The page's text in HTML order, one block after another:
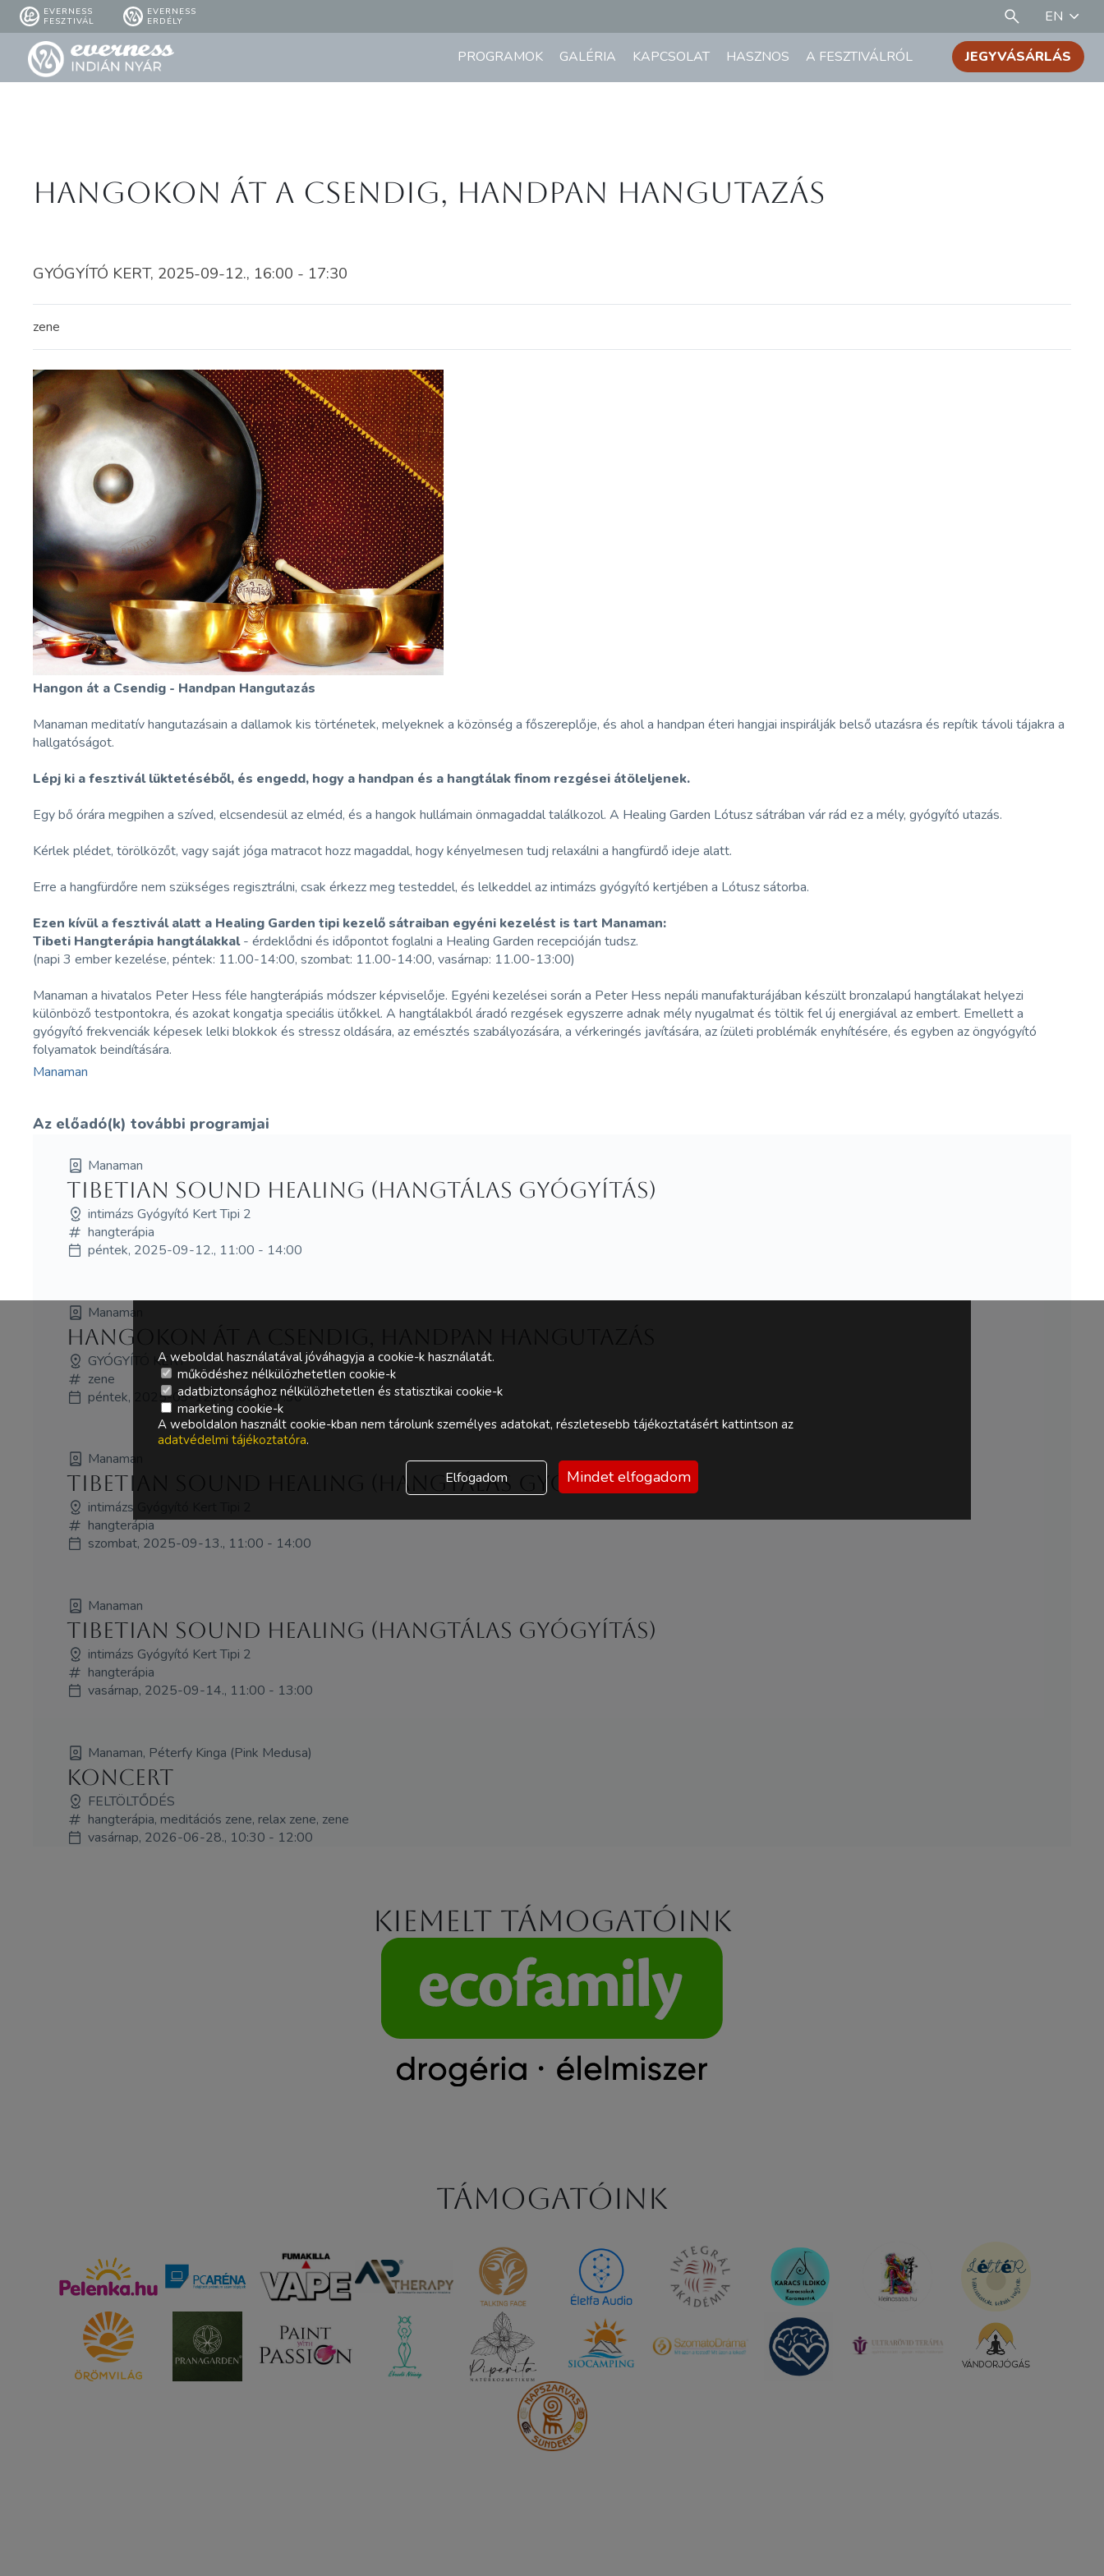
EVERNESS
FESZTIVÁL
EVERNESS
ERDÉLY
EN
PROGRAMOK GALÉRIA KAPCSOLAT HASZNOS A FESZTIVÁLRÓL JEGYVÁSÁRLÁS
Hangokon át a Csendig, Handpan hangutazás
GYÓGYÍTÓ KERT, 2025-09-12., 16:00 - 17:30
zene
Hangon át a Csendig - Handpan Hangutazás
Manaman meditatív hangutazásain a dallamok kis történetek, melyeknek a közönség a főszereplője, és ahol a handpan éteri hangjai inspirálják belső utazásra és repítik távoli tájakra a
hallgatóságot.
Lépj ki a fesztivál lüktetéséből, és engedd, hogy a handpan és a hangtálak finom rezgései átöleljenek.
Egy bő órára megpihen a szíved, elcsendesül az elméd, és a hangok hullámain önmagaddal találkozol. A Healing Garden Lótusz sátrában vár rád ez a mély, gyógyító utazás.
Kérlek plédet, törölközőt, vagy saját jóga matracot hozz magaddal, hogy kényelmesen tudj relaxálni a hangfürdő ideje alatt.
Erre a hangfürdőre nem szükséges regisztrálni, csak érkezz meg testeddel, és lelkeddel az intimázs gyógyító kertjében a Lótusz sátorba.
Ezen kívül a fesztivál alatt a Healing Garden tipi kezelő sátraiban egyéni kezelést is tart Manaman:
Tibeti Hangterápia hangtálakkal- érdeklődni és időpontot foglalni a Healing Garden recepcióján tudsz.
(napi 3 ember kezelése, péntek: 11.00-14:00, szombat: 11.00-14:00, vasárnap: 11.00-13:00)
Manaman a hivatalos Peter Hess féle hangterápiás módszer képviselője. Egyéni kezelései során a Peter Hess nepáli manufakturájában készült bronzalapú hangtálakat helyezi
különböző testpontokra, és azokat kongatja speciális ütőkkel. A hangtálakból áradó rezgések egyszerre adnak mély nyugalmat és töltik fel új energiával az embert. Emellett a
gyógyító frekvenciák képesek lelki blokkok és stressz oldására, az emésztés szabályozására, a vérkeringés javítására, az ízületi problémák enyhítésére, és egyben az öngyógyító
folyamatok beindítására.
Manaman
Az előadó(k) további programjai
Manaman
Tibetian Sound Healing (hangtálas gyógyítás)
intimázs Gyógyító Kert Tipi 2
hangterápia
péntek, 2025-09-12., 11:00 - 14:00
Manaman
Hangokon át a Csendig, Handpan hangutazás
GYÓGYÍTÓ KERT
zene
péntek, 2025-09-12., 16:00 - 17:30
Manaman
Tibetian Sound Healing (hangtálas gyógyítás)
intimázs Gyógyító Kert Tipi 2
hangterápia
szombat, 2025-09-13., 11:00 - 14:00
Manaman
Tibetian Sound Healing (hangtálas gyógyítás)
intimázs Gyógyító Kert Tipi 2
hangterápia
vasárnap, 2025-09-14., 11:00 - 13:00
Manaman, Péterfy Kinga (Pink Medusa)
koncert
FELTÖLTŐDÉS
hangterápia, meditációs zene, relax zene, zene
vasárnap, 2026-06-28., 10:30 - 12:00
Kiemelt támogatóink
Támogatóink
A weboldal használatával jóváhagyja a cookie-k használatát.
működéshez nélkülözhetetlen cookie-k
adatbiztonsághoz nélkülözhetetlen és statisztikai cookie-k
marketing cookie-k
A weboldalon használt cookie-kban nem tárolunk személyes adatokat, részletesebb tájékoztatásért kattintson az
adatvédelmi tájékoztatóra.
Elfogadom Mindet elfogadom